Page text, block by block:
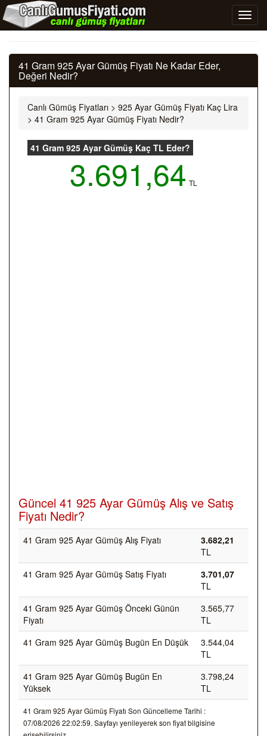
41 Gram 925 Ayar Gümüş Fiyatı Ne Kadar Eder,
Değeri Nedir?
Canlı Gümüş Fiyatları > 925 Ayar Gümüş Fiyatı Kaç Lira
> 41 Gram 925 Ayar Gümüş Fiyatı Nedir?
41 Gram 925 Ayar Gümüş Kaç TL Eder?
3.691,64 TL
Güncel 41 925 Ayar Gümüş Alış ve Satış
Fiyatı Nedir?
41 Gram 925 Ayar Gümüş Alış Fiyatı
3.682,21
TL
41 Gram 925 Ayar Gümüş Satış Fiyatı
3.701,07
TL
41 Gram 925 Ayar Gümüş Önceki Günün
Fiyatı
3.565,77
TL
41 Gram 925 Ayar Gümüş Bugün En Düşük
3.544,04
TL
41 Gram 925 Ayar Gümüş Bugün En
Yüksek
3.798,24
TL
41 Gram 925 Ayar Gümüş Fiyatı Son Güncelleme Tarihi :
07/08/2026 22:02:59. Sayfayı yenileyerek son fiyat bilgisine